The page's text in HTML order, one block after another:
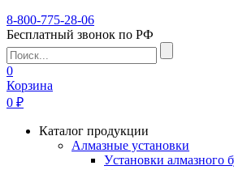
8-800-775-28-06
Бесплатный звонок по РФ
0
Корзина
0 ₽
Каталог продукции
Алмазные установки
Уcтановки алмазного